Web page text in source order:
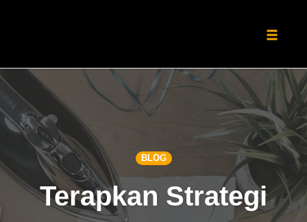
Skip
content
BLOG
Terapkan Strategi